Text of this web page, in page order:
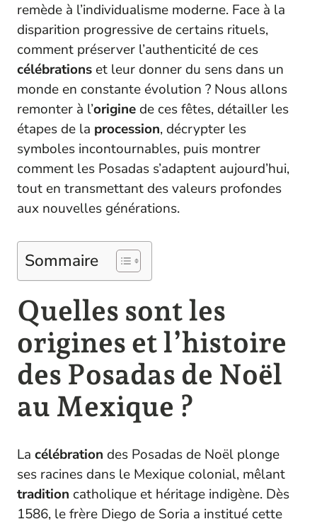
remède à l’individualisme moderne. Face à la
disparition progressive de certains rituels,
comment préserver l’authenticité de ces
célébrations et leur donner du sens dans un
monde en constante évolution ? Nous allons
remonter à l’origine de ces fêtes, détailler les
étapes de la procession, décrypter les
symboles incontournables, puis montrer
comment les Posadas s’adaptent aujourd’hui,
tout en transmettant des valeurs profondes
aux nouvelles générations.
Sommaire
Quelles sont les
origines et l’histoire
des Posadas de Noël
au Mexique ?
La célébration des Posadas de Noël plonge
ses racines dans le Mexique colonial, mêlant
tradition catholique et héritage indigène. Dès
1586, le frère Diego de Soria a institué cette